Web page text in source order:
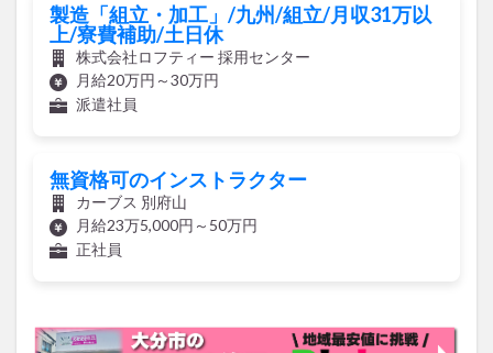
製造「組立・加工」/九州/組立/月収31万以
上/寮費補助/土日休
株式会社ロフティー 採用センター
月給20万円～30万円
派遣社員
無資格可のインストラクター
カーブス 別府山
月給23万5,000円～50万円
正社員